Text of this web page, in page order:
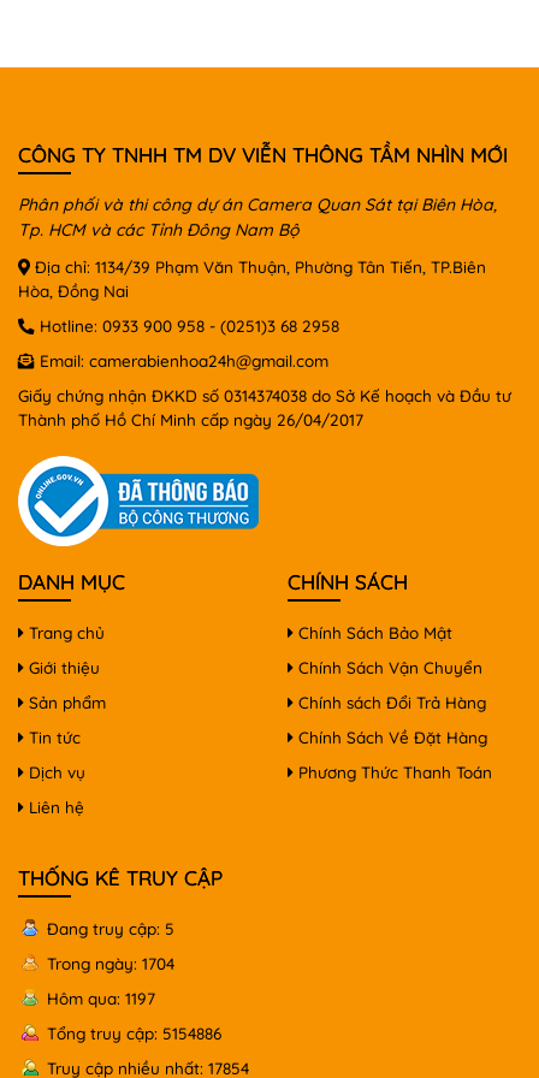
CÔNG TY TNHH TM DV VIỄN THÔNG TẦM NHÌN MỚI
Phân phối và thi công dự án Camera Quan Sát tại Biên Hòa,
Tp. HCM và các Tỉnh Đông Nam Bộ
Địa chỉ: 1134/39 Phạm Văn Thuận, Phường Tân Tiến, TP.Biên
Hòa, Đồng Nai
Hotline: 0933 900 958 - (0251)3 68 2958
Email: camerabienhoa24h@gmail.com
Giấy chứng nhận ĐKKD số 0314374038 do Sở Kế hoạch và Đầu tư
Thành phố Hồ Chí Minh cấp ngày 26/04/2017
DANH MỤC
Trang chủ
Giới thiệu
Sản phẩm
Tin tức
Dịch vụ
Liên hệ
CHÍNH SÁCH
Chính Sách Bảo Mật
Chính Sách Vận Chuyển
Chính sách Đổi Trả Hàng
Chính Sách Về Đặt Hàng
Phương Thức Thanh Toán
THỐNG KÊ TRUY CẬP
Đang truy cập: 5
Trong ngày: 1704
Hôm qua: 1197
Tổng truy cập: 5154886
Truy cập nhiều nhất: 17854